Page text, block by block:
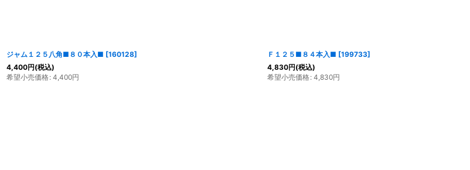
ジャム１２５八角■８０本入■ [160128]
4,400円(税込)
希望小売価格: 4,400円
Ｆ１２５■８４本入■ [199733]
4,830円(税込)
希望小売価格: 4,830円